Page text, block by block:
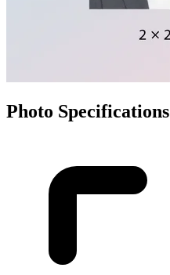
Photo Specifications